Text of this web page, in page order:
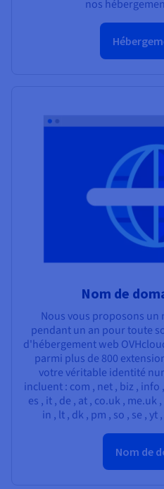
nos
Nom de
Nous vous proposons
pendant un an pour toute
d'hébergement web
parmi plus de 800
votre véritable identité
incluent : com , net , biz , info
es , it , de , at , co.uk , me.uk
in , lt , dk , pm , so , se , yt
Nom de